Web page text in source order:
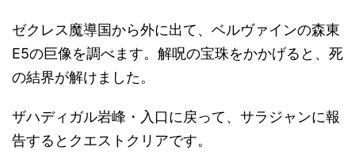
ゼクレス魔導国から外に出て、ベルヴァインの森東
E5の巨像を調べます。解呪の宝珠をかかげると、死
の結界が解けました。
ザハディガル岩峰・入口に戻って、サラジャンに報
告するとクエストクリアです。